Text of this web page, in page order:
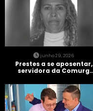
junho 29, 2026
Prestes a se aposentar,
servidora da Comurg
entra em protocolo de
morte encefálica